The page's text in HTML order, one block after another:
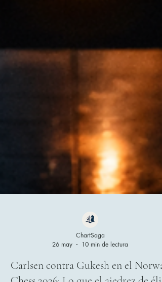
ChartSaga
26 may
10 min de lectura